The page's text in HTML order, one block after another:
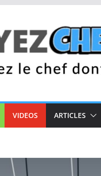
VIDEOS ARTICLES